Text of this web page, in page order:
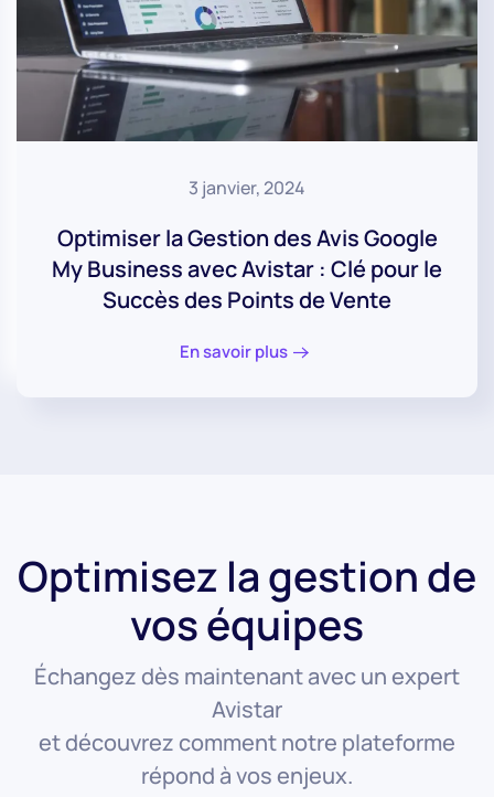
3 janvier, 2024
Optimiser la Gestion des Avis Google
My Business avec Avistar : Clé pour le
Succès des Points de Vente
En savoir plus
Optimisez la gestion de
vos équipes
Échangez dès maintenant avec un expert
Avistar
et découvrez comment notre plateforme
répond à vos enjeux.